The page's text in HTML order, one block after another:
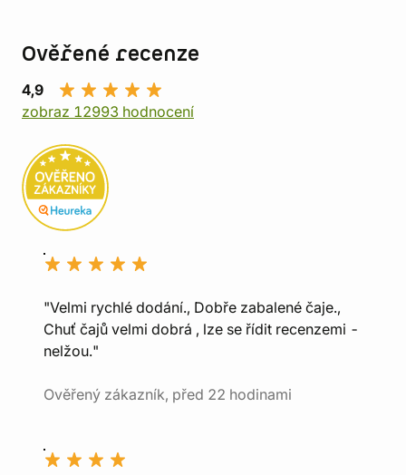
Ověřené recenze
4,9
zobraz 12993 hodnocení
"Velmi rychlé dodání., Dobře zabalené čaje.,
Chuť čajů velmi dobrá , lze se řídit recenzemi -
nelžou."
Ověřený zákazník, před 22 hodinami